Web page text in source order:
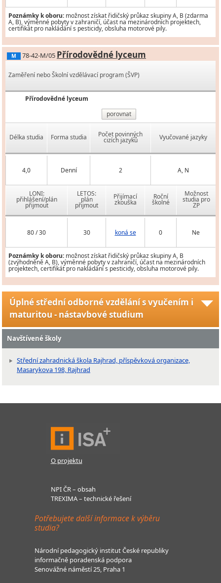
Poznámky k oboru: možnost získat řidičský průkaz skupiny A, B (zdarma
A, B), výměnné pobyty v zahraničí, účast na mezinárodních projektech,
certifikát pro nakládání s pesticidy, obsluha motorové pily.
M 78-42-M/05 Přírodovědné lyceum
Zaměření nebo Školní vzdělávací program (ŠVP)
Přírodovědné lyceum
porovnat
Délka studia Forma studia Počet povinných
cizích jazyků Vyučované jazyky
4,0 Denní 2 A, N
LONI:
přihlášení/plán
přijmout
LETOS:
plán
přijmout
Přijímací
zkouška
Roční
školné
Možnost
studia pro
ZP
80 / 30 30 koná se 0 Ne
Poznámky k oboru: možnost získat řidičský průkaz skupiny A, B
(zvýhodněně A, B), výměnné pobyty v zahraničí, účast na mezinárodních
projektech, certifikát pro nakládání s pesticidy, obsluha motorové pily.
Úplné střední odborné vzdělání s vyučením i
maturitou - nástavbové studium
Navštívené školy
Střední zahradnická škola Rajhrad, příspěvková organizace,
Masarykova 198, Rajhrad
O projektu
NPI ČR – obsah
TREXIMA – technické řešení
Potřebujete další informace k výběru
studia?
Národní pedagogický institut České republiky
informačně poradenská podpora
Senovážné náměstí 25, Praha 1